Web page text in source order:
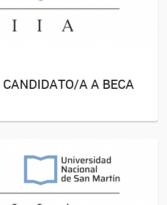
CANDIDATO/A A BECA